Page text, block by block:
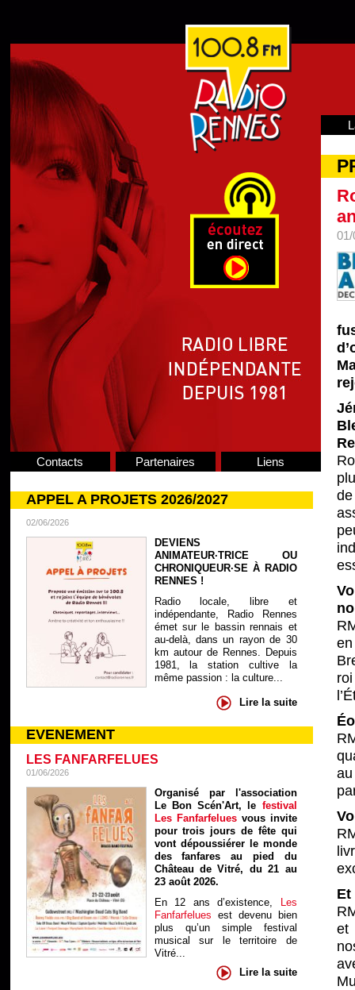
Contacts Partenaires Liens
APPEL A PROJETS 2026/2027
02/06/2026
DEVIENS
ANIMATEUR·TRICE OU
CHRONIQUEUR·SE À RADIO
RENNES !
Radio locale, libre et
indépendante, Radio Rennes
émet sur le bassin rennais et
au-delà, dans un rayon de 30
km autour de Rennes. Depuis
1981, la station cultive la
même passion : la culture...
Lire la suite
EVENEMENT
LES FANFARFELUES
01/06/2026
Organisé par l'association
Le Bon Scén'Art, le festival
Les Fanfarfelues vous invite
pour trois jours de fête qui
vont dépoussiérer le monde
des fanfares au pied du
Château de Vitré, du 21 au
23 août 2026.
En 12 ans d’existence, Les
Fanfarfelues est devenu bien
plus qu’un simple festival
musical sur le territoire de
Vitré...
Lire la suite
01/
Et
et